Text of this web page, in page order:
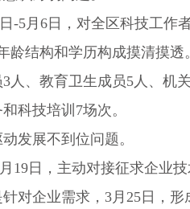
月6日，对全区科技工作
龄结构和学历构成摸清摸
人、教育卫生成员5人、机
科技培训7场次。
展不到位问题。
日，主动对接征求企业技
对企业需求，3月25日，